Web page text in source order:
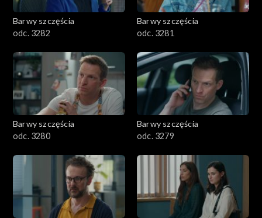
Barwy szczęścia
odc. 3282
Barwy szczęścia
odc. 3281
Barwy szczęścia
odc. 3280
Barwy szczęścia
odc. 3279